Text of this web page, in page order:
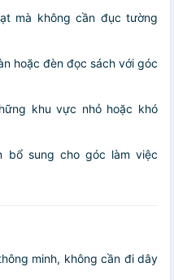
mà không cần đục tường
hoặc đèn đọc sách với góc
khu vực nhỏ hoặc khó
bổ sung cho góc làm việc
minh, không cần đi dây